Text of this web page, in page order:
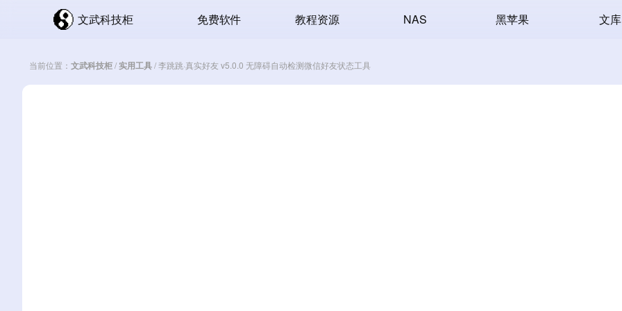
文武科技柜 免费软件 教程资源 NAS 黑苹果 文库
当前位置： 文武科技柜/实用工具/李跳跳·真实好友 v5.0.0 无障碍自动检测微信好友状态工具